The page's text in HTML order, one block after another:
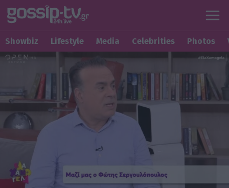
Showbiz Lifestyle Media Celebrities Photos